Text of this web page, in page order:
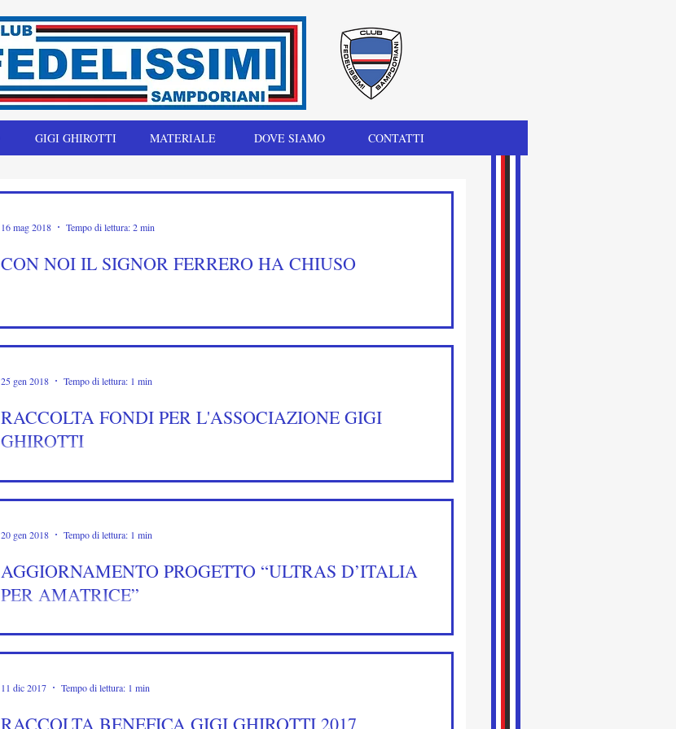
GIGI GHIROTTI MATERIALE DOVE SIAMO CONTATTI
CON NOI IL SIGNOR FERRERO HA CHIUSO
16 mag 2018 Tempo di lettura: 2 min
RACCOLTA FONDI PER L'ASSOCIAZIONE GIGI
GHIROTTI
25 gen 2018 Tempo di lettura: 1 min
AGGIORNAMENTO PROGETTO “ULTRAS D’ITALIA
PER AMATRICE”
20 gen 2018 Tempo di lettura: 1 min
RACCOLTA BENEFICA GIGI GHIROTTI 2017
11 dic 2017 Tempo di lettura: 1 min